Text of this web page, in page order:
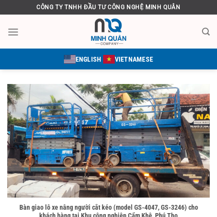
qua
nội
CÔNG TY TNHH ĐẦU TƯ CÔNG NGHỆ MINH QUÂN
ENGLISH VIETNAMESE
Bàn giao lô xe nâng người cắt kéo (model GS-4047, GS-3246) cho